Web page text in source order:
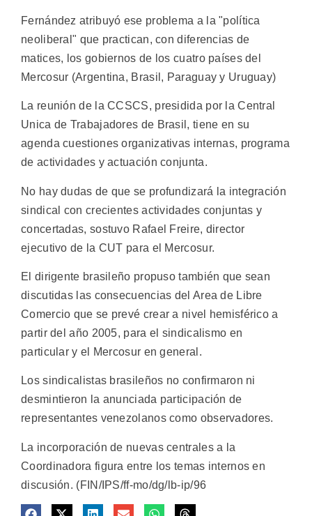
Fernández atribuyó ese problema a la "política
neoliberal" que practican, con diferencias de
matices, los gobiernos de los cuatro países del
Mercosur (Argentina, Brasil, Paraguay y Uruguay)
La reunión de la CCSCS, presidida por la Central
Unica de Trabajadores de Brasil, tiene en su
agenda cuestiones organizativas internas, programa
de actividades y actuación conjunta.
No hay dudas de que se profundizará la integración
sindical con crecientes actividades conjuntas y
concertadas, sostuvo Rafael Freire, director
ejecutivo de la CUT para el Mercosur.
El dirigente brasileño propuso también que sean
discutidas las consecuencias del Area de Libre
Comercio que se prevé crear a nivel hemisférico a
partir del año 2005, para el sindicalismo en
particular y el Mercosur en general.
Los sindicalistas brasileños no confirmaron ni
desmintieron la anunciada participación de
representantes venezolanos como observadores.
La incorporación de nuevas centrales a la
Coordinadora figura entre los temas internos en
discusión. (FIN/IPS/ff-mo/dg/lb-ip/96